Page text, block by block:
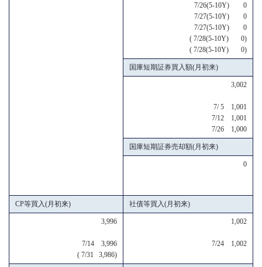
7/26(5-10Y) 0
7/27(5-10Y) 0
7/27(5-10Y) 0
( 7/28(5-10Y) 0)
( 7/28(5-10Y) 0)
国庫短期証券買入額(月初来)
3,002
7/ 5 1,001
7/12 1,001
7/26 1,000
国庫短期証券売却額(月初来)
0
CP等買入(月初来) 社債等買入(月初来)
3,996
7/14 3,996
( 7/31 3,986)
1,002
7/24 1,002